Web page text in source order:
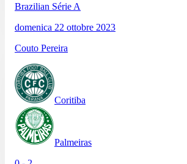
Brazilian Série A
domenica 22 ottobre 2023
Couto Pereira
Coritiba
Palmeiras